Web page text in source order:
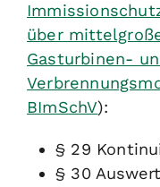
über
Gasturbinen-
BImSchV):
§ 29
§ 30